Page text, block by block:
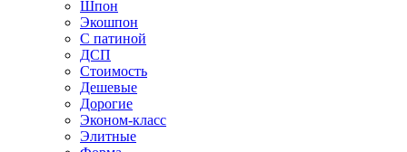
Шпон
Экошпон
С патиной
ДСП
Стоимость
Дешевые
Дорогие
Эконом-класс
Элитные